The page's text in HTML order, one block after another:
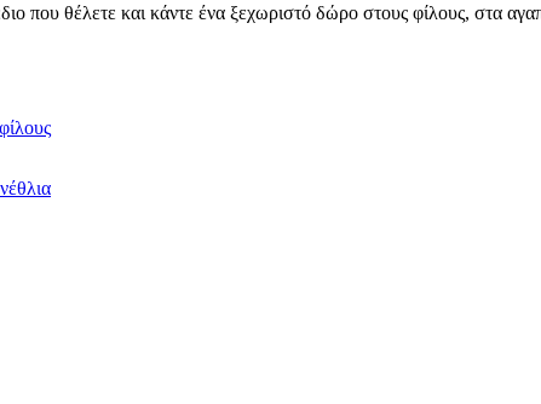
που θέλετε και κάντε ένα ξεχωριστό δώρο στους φίλους, στα